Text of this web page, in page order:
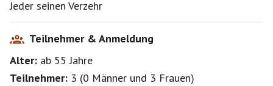
Jeder seinen Verzehr
Teilnehmer & Anmeldung
Alter: ab 55Jahre
Teilnehmer: 3 (0 Männer und 3 Frauen)